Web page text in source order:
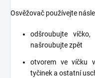
Osvěžovač používejte
odšroubujte
našroubujte zpět
otvorem ve víčku
tyčinek a ostatní